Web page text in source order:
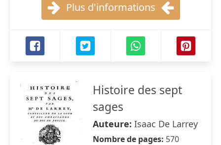
Plus d'informations
Histoire des sept
sages
Auteure: Isaac De Larrey
Nombre de pages: 570